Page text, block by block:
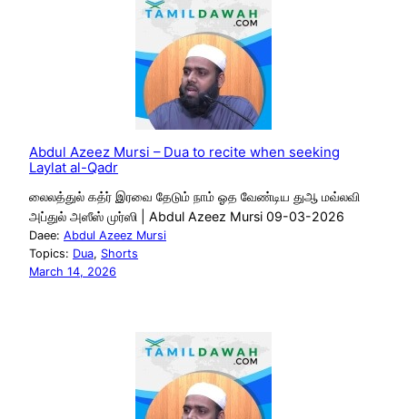
Abdul Azeez Mursi – Dua to recite when seeking
Laylat al-Qadr
லைலத்துல் கத்ர் இரவை தேடும் நாம் ஓத வேண்டிய துஆ மவ்லவி
அப்துல் அஸீஸ் முர்ஸி | Abdul Azeez Mursi 09-03-2026
Daee: Abdul Azeez Mursi
Topics: Dua, Shorts
March 14, 2026